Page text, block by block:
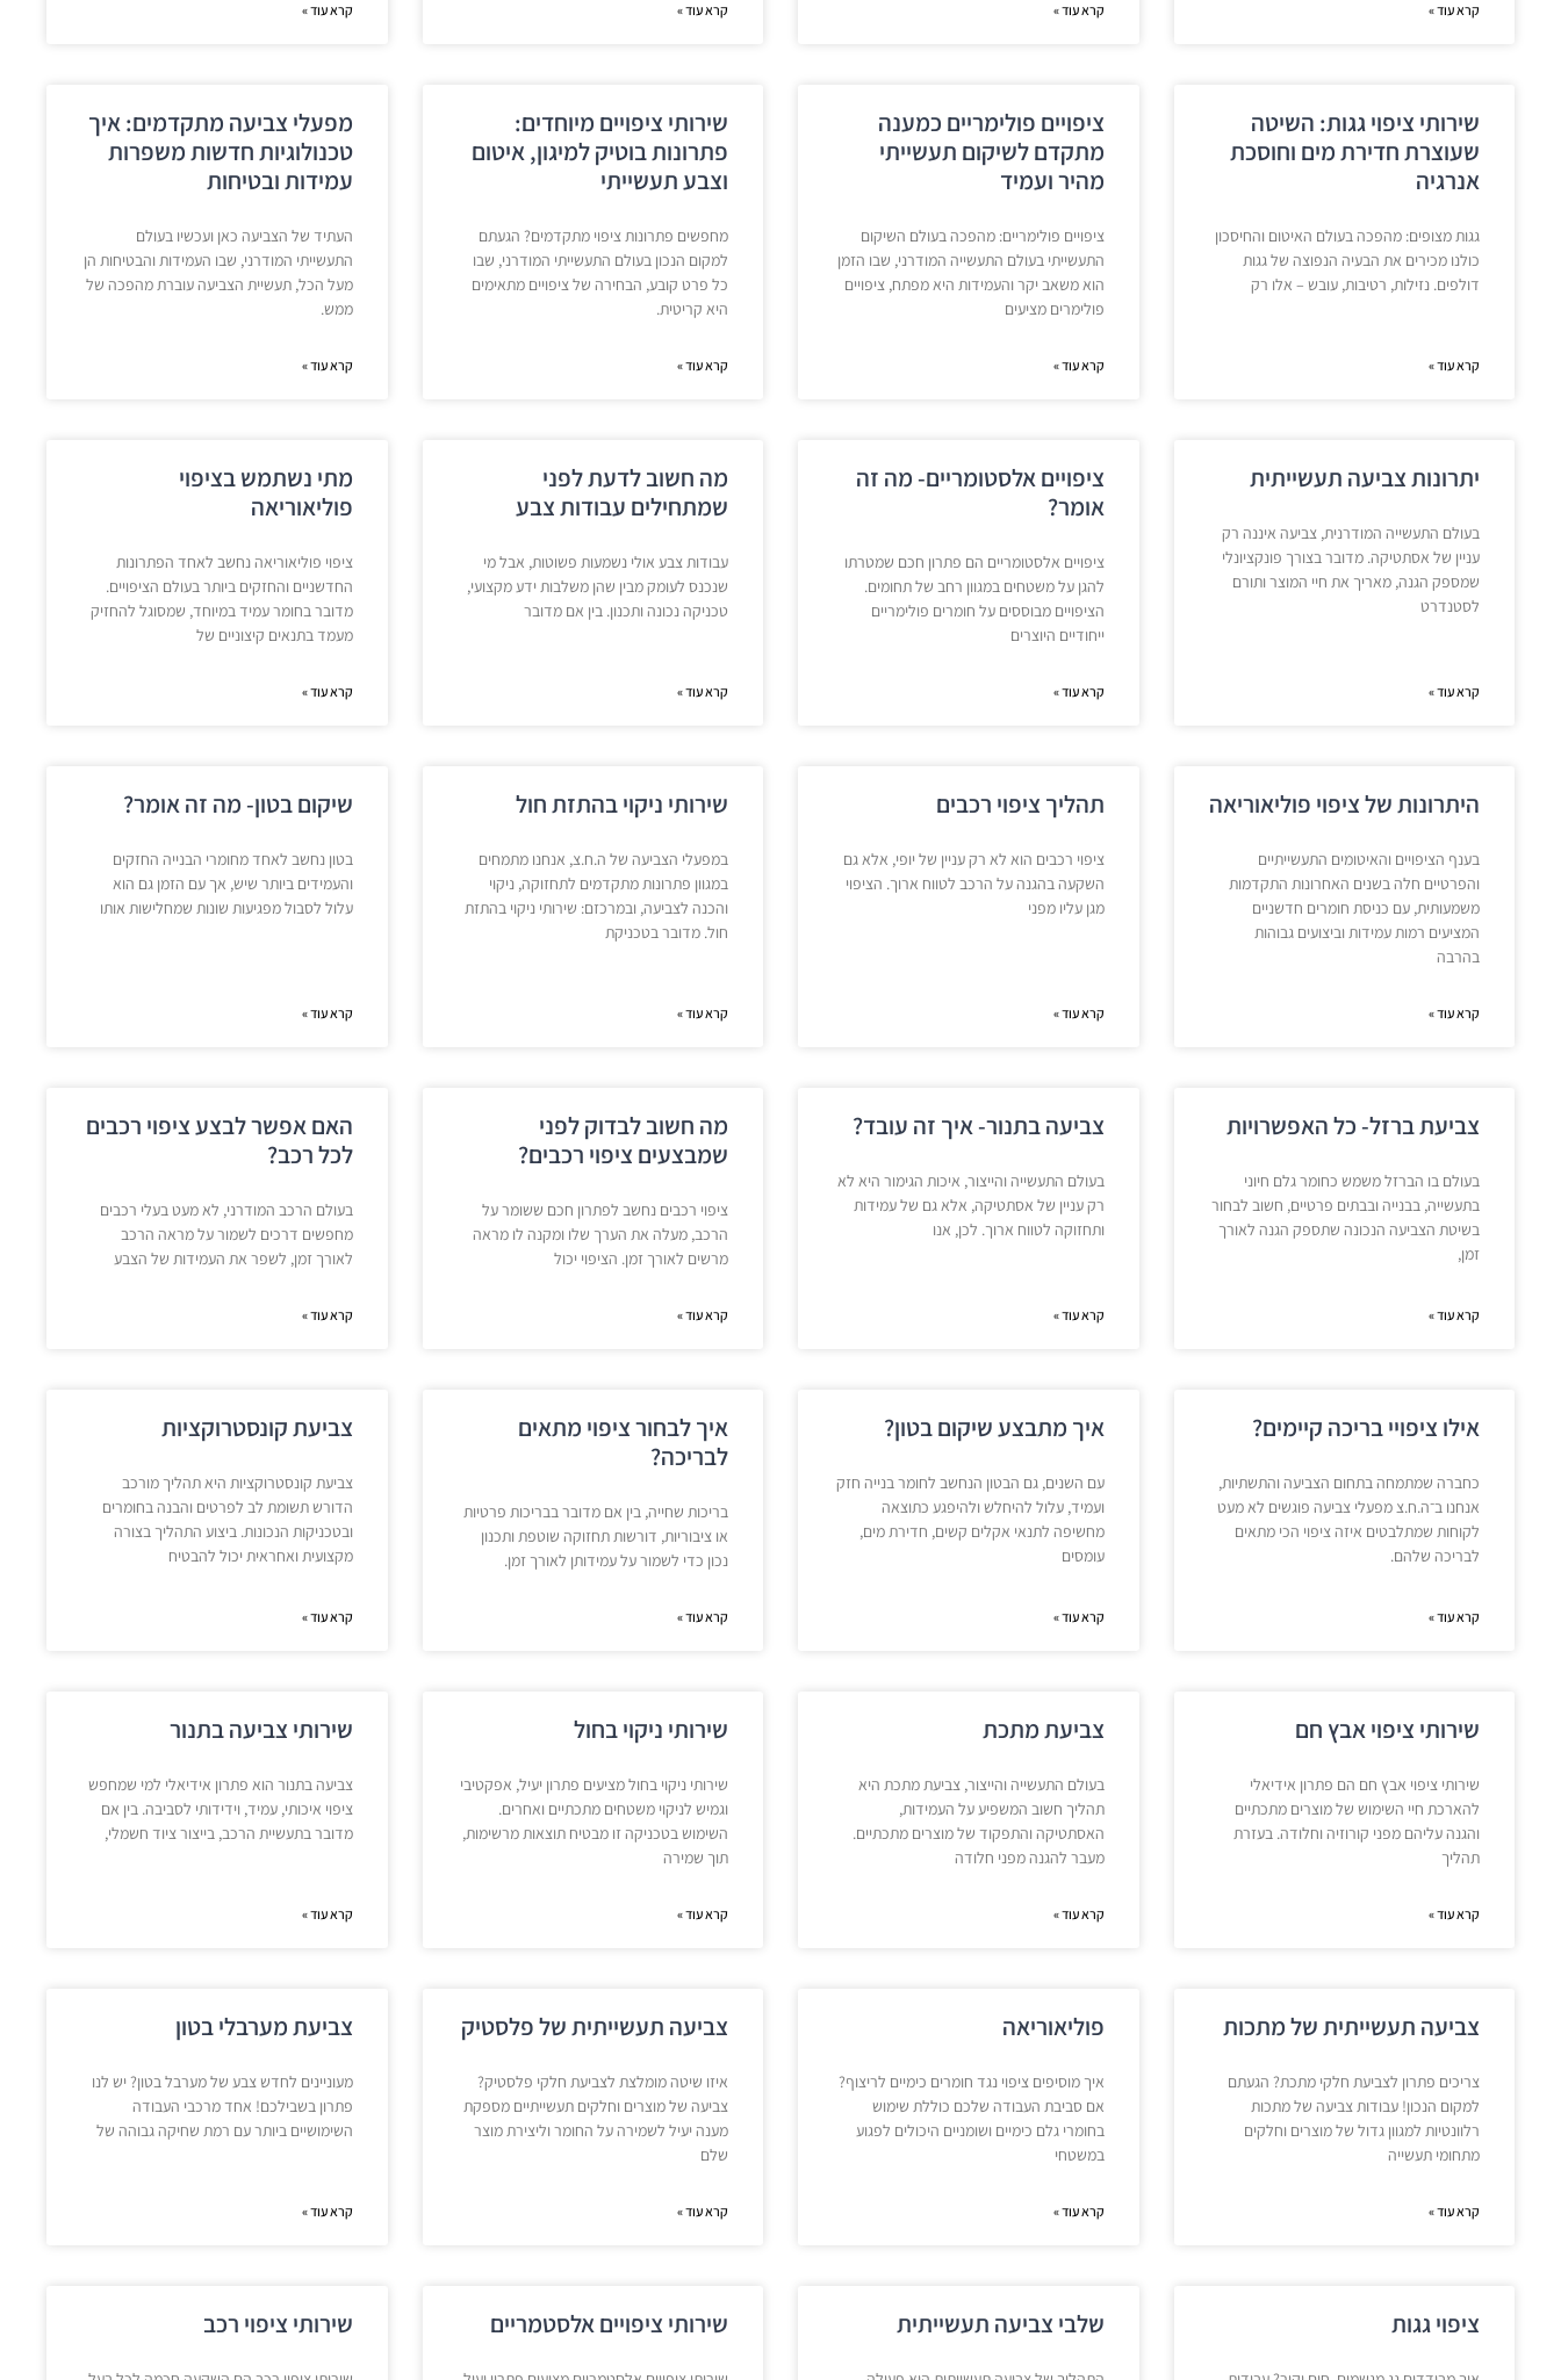
קרא עוד » קרא עוד » קרא עוד » קרא עוד »
שירותי ציפוי גגות: השיטה
שעוצרת חדירת מים וחוסכת
אנרגיה
גגות מצופים: מהפכה בעולם האיטום והחיסכון
כולנו מכירים את הבעיה הנפוצה של גגות
דולפים. נזילות, רטיבות, עובש – אלו רק
קרא עוד »
ציפויים פולימריים כמענה
מתקדם לשיקום תעשייתי
מהיר ועמיד
ציפויים פולימריים: מהפכה בעולם השיקום
התעשייתי בעולם התעשייה המודרני, שבו הזמן
הוא משאב יקר והעמידות היא מפתח, ציפויים
פולימרים מציעים
קרא עוד »
שירותי ציפויים מיוחדים:
פתרונות בוטיק למיגון, איטום
וצבע תעשייתי
מחפשים פתרונות ציפוי מתקדמים? הגעתם
למקום הנכון בעולם התעשייתי המודרני, שבו
כל פרט קובע, הבחירה של ציפויים מתאימים
היא קריטית.
קרא עוד »
מפעלי צביעה מתקדמים: איך
טכנולוגיות חדשות משפרות
עמידות ובטיחות
העתיד של הצביעה כאן ועכשיו בעולם
התעשייתי המודרני, שבו העמידות והבטיחות הן
מעל הכל, תעשיית הצביעה עוברת מהפכה של
ממש.
קרא עוד »
יתרונות צביעה תעשייתית
בעולם התעשייה המודרנית, צביעה איננה רק
עניין של אסתטיקה. מדובר בצורך פונקציונלי
שמספק הגנה, מאריך את חיי המוצר ותורם
לסטנדרט
קרא עוד »
ציפויים אלסטומריים- מה זה
אומר?
ציפויים אלסטומריים הם פתרון חכם שמטרתו
להגן על משטחים במגוון רחב של תחומים.
הציפויים מבוססים על חומרים פולימריים
ייחודיים היוצרים
קרא עוד »
מה חשוב לדעת לפני
שמתחילים עבודות צבע
עבודות צבע אולי נשמעות פשוטות, אבל מי
שנכנס לעומק מבין שהן משלבות ידע מקצועי,
טכניקה נכונה ותכנון. בין אם מדובר
קרא עוד »
מתי נשתמש בציפוי
פוליאוריאה
ציפוי פוליאוריאה נחשב לאחד הפתרונות
החדשניים והחזקים ביותר בעולם הציפויים.
מדובר בחומר עמיד במיוחד, שמסוגל להחזיק
מעמד בתנאים קיצוניים של
קרא עוד »
היתרונות של ציפוי פוליאוריאה
בענף הציפויים והאיטומים התעשייתיים
והפרטיים חלה בשנים האחרונות התקדמות
משמעותית, עם כניסת חומרים חדשניים
המציעים רמות עמידות וביצועים גבוהות
בהרבה
קרא עוד »
תהליך ציפוי רכבים
ציפוי רכבים הוא לא רק עניין של יופי, אלא גם
השקעה בהגנה על הרכב לטווח ארוך. הציפוי
מגן עליו מפני
קרא עוד »
שירותי ניקוי בהתזת חול
במפעלי הצביעה של ה.ח.צ, אנחנו מתמחים
במגוון פתרונות מתקדמים לתחזוקה, ניקוי
והכנה לצביעה, ובמרכזם: שירותי ניקוי בהתזת
חול. מדובר בטכניקת
קרא עוד »
שיקום בטון- מה זה אומר?
בטון נחשב לאחד מחומרי הבנייה החזקים
והעמידים ביותר שיש, אך עם הזמן גם הוא
עלול לסבול מפגיעות שונות שמחלישות אותו
קרא עוד »
צביעת ברזל- כל האפשרויות
בעולם בו הברזל משמש כחומר גלם חיוני
בתעשייה, בבנייה ובבתים פרטיים, חשוב לבחור
בשיטת הצביעה הנכונה שתספק הגנה לאורך
זמן,
קרא עוד »
צביעה בתנור- איך זה עובד?
בעולם התעשייה והייצור, איכות הגימור היא לא
רק עניין של אסתטיקה, אלא גם של עמידות
ותחזוקה לטווח ארוך. לכן, אנו
קרא עוד »
מה חשוב לבדוק לפני
שמבצעים ציפוי רכבים?
ציפוי רכבים נחשב לפתרון חכם ששומר על
הרכב, מעלה את הערך שלו ומקנה לו מראה
מרשים לאורך זמן. הציפוי יכול
קרא עוד »
האם אפשר לבצע ציפוי רכבים
לכל רכב?
בעולם הרכב המודרני, לא מעט בעלי רכבים
מחפשים דרכים לשמור על מראה הרכב
לאורך זמן, לשפר את העמידות של הצבע
קרא עוד »
אילו ציפויי בריכה קיימים?
כחברה שמתמחה בתחום הצביעה והתשתיות,
אנחנו ב־ה.ח.צ מפעלי צביעה פוגשים לא מעט
לקוחות שמתלבטים איזה ציפוי הכי מתאים
לבריכה שלהם.
קרא עוד »
איך מתבצע שיקום בטון?
עם השנים, גם הבטון הנחשב לחומר בנייה חזק
ועמיד, עלול להיחלש ולהיפגע כתוצאה
מחשיפה לתנאי אקלים קשים, חדירת מים,
עומסים
קרא עוד »
איך לבחור ציפוי מתאים
לבריכה?
בריכות שחייה, בין אם מדובר בבריכות פרטיות
או ציבוריות, דורשות תחזוקה שוטפת ותכנון
נכון כדי לשמור על עמידותן לאורך זמן.
קרא עוד »
צביעת קונסטרוקציות
צביעת קונסטרוקציות היא תהליך מורכב
הדורש תשומת לב לפרטים והבנה בחומרים
ובטכניקות הנכונות. ביצוע התהליך בצורה
מקצועית ואחראית יכול להבטיח
קרא עוד »
שירותי ציפוי אבץ חם
שירותי ציפוי אבץ חם הם פתרון אידיאלי
להארכת חיי השימוש של מוצרים מתכתיים
והגנה עליהם מפני קורוזיה וחלודה. בעזרת
תהליך
קרא עוד »
צביעת מתכת
בעולם התעשייה והייצור, צביעת מתכת היא
תהליך חשוב המשפיע על העמידות,
האסתטיקה והתפקוד של מוצרים מתכתיים.
מעבר להגנה מפני חלודה
קרא עוד »
שירותי ניקוי בחול
שירותי ניקוי בחול מציעים פתרון יעיל, אפקטיבי
וגמיש לניקוי משטחים מתכתיים ואחרים.
השימוש בטכניקה זו מבטיח תוצאות מרשימות,
תוך שמירה
קרא עוד »
שירותי צביעה בתנור
צביעה בתנור הוא פתרון אידיאלי למי שמחפש
ציפוי איכותי, עמיד, וידידותי לסביבה. בין אם
מדובר בתעשיית הרכב, בייצור ציוד חשמלי,
קרא עוד »
צביעה תעשייתית של מתכות
צריכים פתרון לצביעת חלקי מתכת? הגעתם
למקום הנכון! עבודות צביעה של מתכות
רלוונטיות למגוון גדול של מוצרים וחלקים
מתחומי תעשייה
קרא עוד »
פוליאוריאה
איך מוסיפים ציפוי נגד חומרים כימיים לריצוף?
אם סביבת העבודה שלכם כוללת שימוש
בחומרי גלם כימיים ושומניים היכולים לפגוע
במשטחי
קרא עוד »
צביעה תעשייתית של פלסטיק
איזו שיטה מומלצת לצביעת חלקי פלסטיק?
צביעה של מוצרים וחלקים תעשייתיים מספקת
מענה יעיל לשמירה על החומר וליצירת מוצר
שלם
קרא עוד »
צביעת מערבלי בטון
מעוניינים לחדש צבע של מערבל בטון? יש לנו
פתרון בשבילכם! אחד מרכבי העבודה
השימושיים ביותר עם רמת שחיקה גבוהה של
קרא עוד »
ציפוי גגות שלבי צביעה תעשייתית שירותי ציפויים אלסטמריים שירותי ציפוי רכב